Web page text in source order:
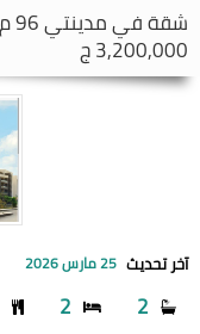
شقة فيمدينتي
3,200,000 ج
آخر تحديث 25 مارس 2026
2
2